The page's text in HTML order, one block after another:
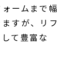
ームまで幅
すが、リフ
て豊富な